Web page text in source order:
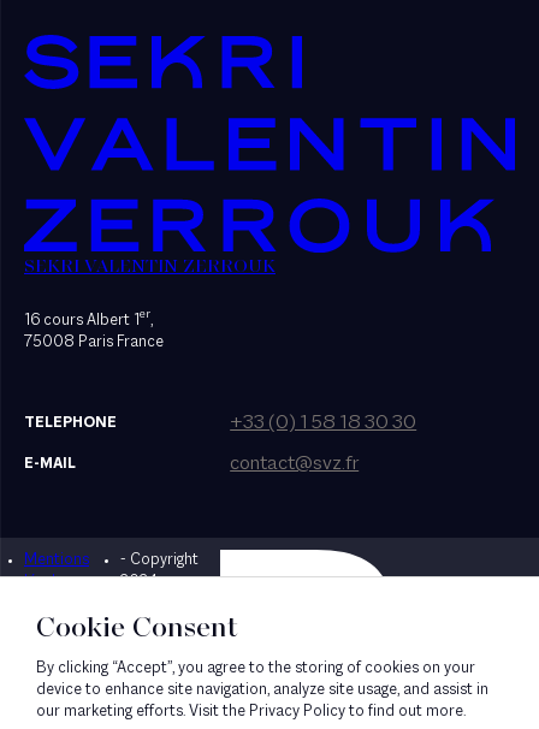
SEKRI VALENTIN ZERROUK
16 cours Albert 1er,
75008 Paris France
TELEPHONE +33 (0) 1 58 18 30 30
E-MAIL contact@svz.fr
Mentions
légales
- Copyright
2024
Designed by Bonhomme
Cookie Consent
By clicking “Accept”, you agree to the storing of cookies on your
device to enhance site navigation, analyze site usage, and assist in
our marketing efforts. Visit the Privacy Policy to find out more.